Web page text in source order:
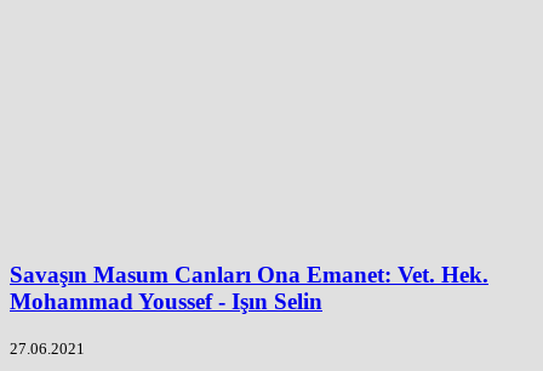
Savaşın Masum Canları Ona Emanet: Vet. Hek.
Mohammad Youssef - Işın Selin
27.06.2021